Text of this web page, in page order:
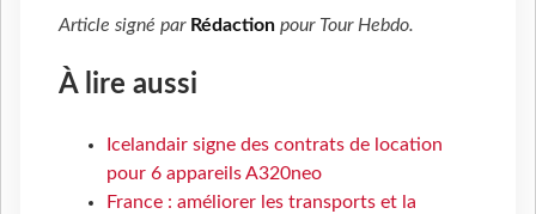
Article signé par Rédaction pour Tour Hebdo.
À lire aussi
Icelandair signe des contrats de location
pour 6 appareils A320neo
France : améliorer les transports et la